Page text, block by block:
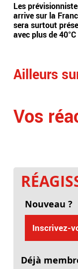
Les
arrive sur la
sera surtout
avec plus de
Ailleurs
Vos
Nouveau ?
Inscrivez-
Déjà